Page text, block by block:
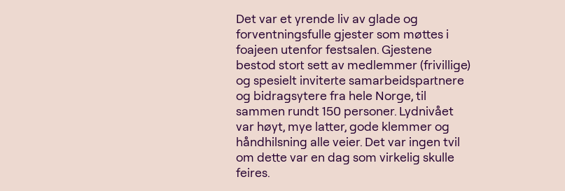
Det var et yrende liv av glade og
forventningsfulle gjester som møttes i
foajeen utenfor festsalen. Gjestene
bestod stort sett av medlemmer (frivillige)
og spesielt inviterte samarbeidspartnere
og bidragsytere fra hele Norge, til
sammen rundt 150 personer. Lydnivået
var høyt, mye latter, gode klemmer og
håndhilsning alle veier. Det var ingen tvil
om dette var en dag som virkelig skulle
feires.